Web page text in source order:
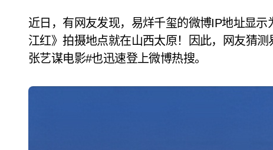
近日，有网友发现，易烊千玺的微博IP地址显示为山西，而张艺谋近日开拍的古装悬疑电影《满
江红》拍摄地点就在山西太原！因此，网友猜
张艺谋电影#也迅速登上微博热搜。